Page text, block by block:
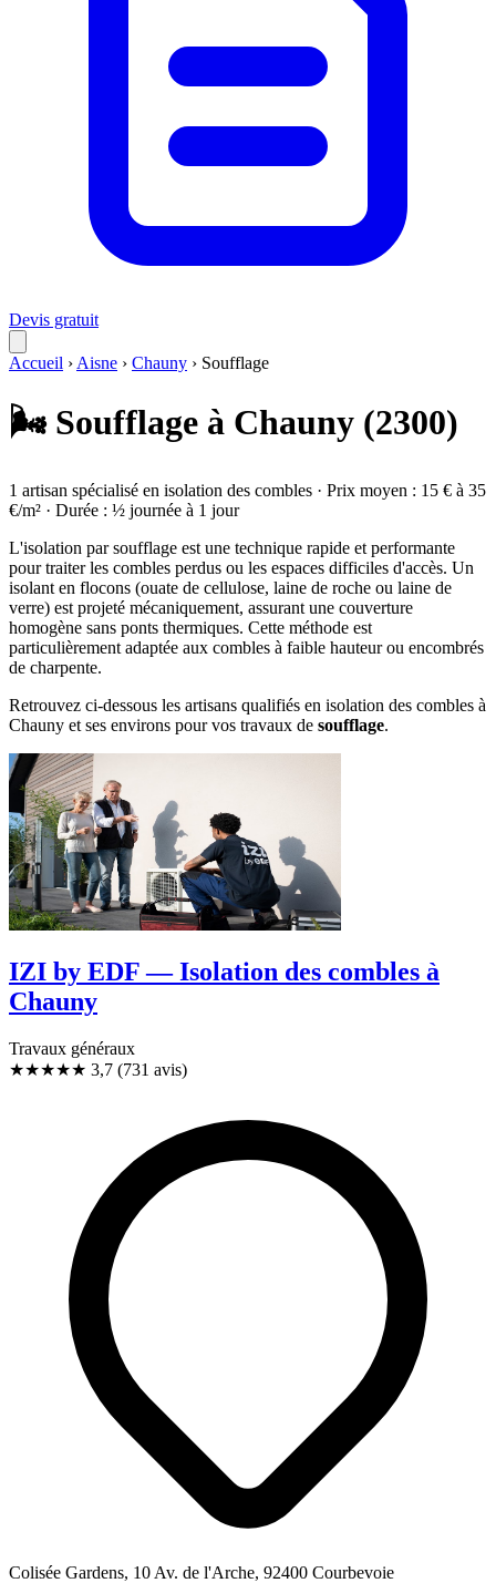
Devis gratuit
Accueil › Aisne › Chauny › Soufflage
🌬️ Soufflage à Chauny (2300)
1 artisan spécialisé en isolation des combles · Prix moyen : 15 € à 35
€/m² · Durée : ½ journée à 1 jour
L'isolation par soufflage est une technique rapide et performante
pour traiter les combles perdus ou les espaces difficiles d'accès. Un
isolant en flocons (ouate de cellulose, laine de roche ou laine de
verre) est projeté mécaniquement, assurant une couverture
homogène sans ponts thermiques. Cette méthode est
particulièrement adaptée aux combles à faible hauteur ou encombrés
de charpente.
Retrouvez ci-dessous les artisans qualifiés en isolation des combles à
Chauny et ses environs pour vos travaux de soufflage.
IZI by EDF — Isolation des combles à
Chauny
Travaux généraux
★★★★★ 3,7 (731 avis)
Colisée Gardens, 10 Av. de l'Arche, 92400 Courbevoie